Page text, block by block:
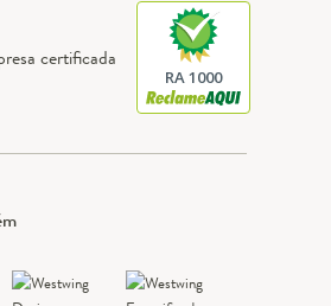
certificada
RA 1000